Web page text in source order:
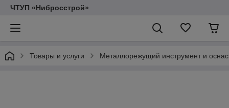
ЧТУП «Нибросстрой»
Товары и услуги Металлорежущий инструмент и